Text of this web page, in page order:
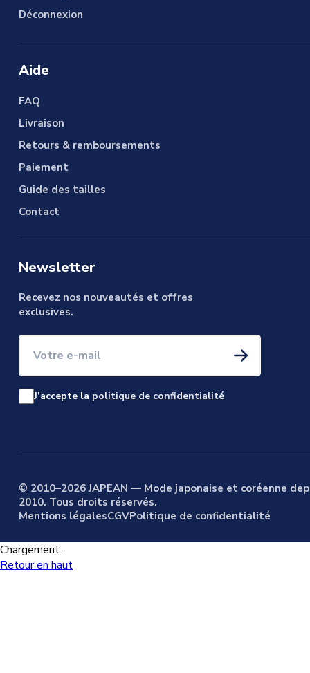
Déconnexion
Aide
FAQ
Livraison
Retours & remboursements
Paiement
Guide des tailles
Contact
Newsletter
Recevez nos nouveautés et offres
exclusives.
Votre e-mail
J’accepte la politique de confidentialité
© 2010–2026 JAPEAN — Mode japonaise et coréenne
2010. Tous droits réservés.
Mentions légalesCGVPolitique de confidentialité
Chargement...
Retour en haut